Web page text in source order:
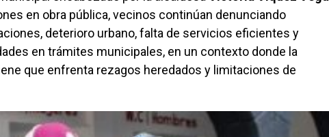
en obra pública, vecinos continúan denunciando
deterioro urbano, falta de servicios eficientes y
en trámites municipales, en un contexto donde la
que enfrenta rezagos heredados y limitaciones de